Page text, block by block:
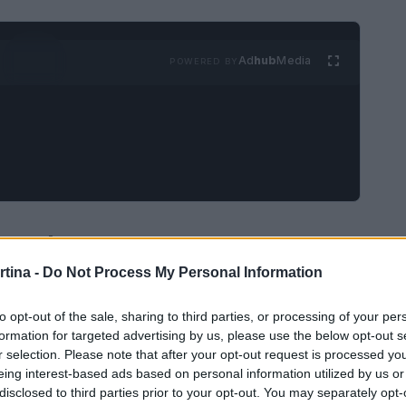
- Do Not Process My Personal Information
opt-out of the sale, sharing to third parties, or processing of your
for targeted advertising by us, please use the below opt-out
selection. Please note that after your opt-out request is processed
interest-based ads based on personal information utilized by us
to third parties prior to your opt-out. You may separately
AdhubMedia
cross
pieno di ostacoli, salti e curve, creando
Ogni competizione è un mix di strategia e
il proprio ritmo e le proprie manovre per